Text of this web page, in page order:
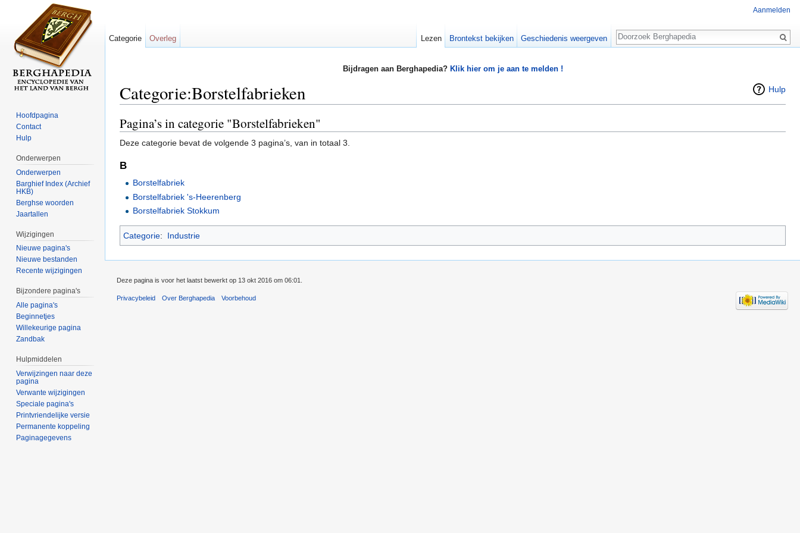
Bijdragen aan Berghapedia? Klik hier om je aan te melden !
Hulp
Categorie:Borstelfabrieken
Pagina’s in categorie "Borstelfabrieken"
Deze categorie bevat de volgende 3 pagina’s, van in totaal 3.
B
Borstelfabriek
Borstelfabriek 's-Heerenberg
Borstelfabriek Stokkum
Categorie: Industrie
Aanmelden
Categorie Overleg Lezen Brontekst bekijken Geschiedenis weergeven
Zoeken
Hoofdpagina
Contact
Hulp
Onderwerpen
Onderwerpen
Barghief Index (Archief
HKB)
Berghse woorden
Jaartallen
Wijzigingen
Nieuwe pagina's
Nieuwe bestanden
Recente wijzigingen
Bijzondere pagina's
Alle pagina's
Beginnetjes
Willekeurige pagina
Zandbak
Hulpmiddelen
Verwijzingen naar deze
pagina
Verwante wijzigingen
Speciale pagina's
Printvriendelijke versie
Permanente koppeling
Paginagegevens
Deze pagina is voor het laatst bewerkt op 13 okt 2016 om 06:01.
Privacybeleid Over Berghapedia Voorbehoud